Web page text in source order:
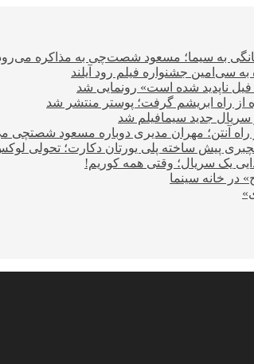
به سیما؛ مسعود شصت‌چی به مذاکره
ناپدید شده است» رونمایی شد
سریال جدید سیمافیلم شد
آنتن؛ مهران مدیری دوباره مسعود شصتچی
گچبری پیش ساخته پلی یورتان دکارت؛ تحولی
یک سریال؛ وقتی همه کوریم!
در خانه سینما